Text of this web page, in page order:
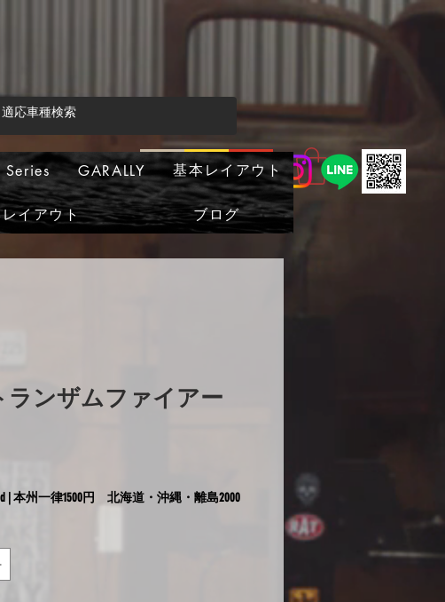
GARALLY 基本レイアウト
イアウト ブログ
ランザムファイアー
本州一律1500円 北海道・沖縄・離島2000